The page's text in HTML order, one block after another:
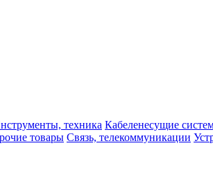
техника Кабеленесущие
товары Связь, телекоммуникации